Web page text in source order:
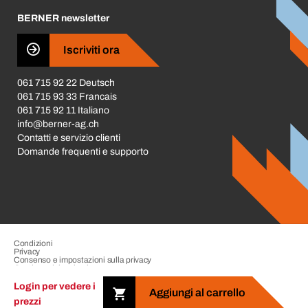
Login per vedere i
prezzi
Aggiungi al carrello
Business Conduct
BERNER newsletter
Iscriviti ora
061 715 92 22 Deutsch
061 715 93 33 Francais
061 715 92 11 Italiano
info@berner-ag.ch
Contatti e servizio clienti
Domande frequenti e supporto
Copyright &copy; 2026 The BERNER Group. All rights reserved.
Condizioni
Privacy
Consenso e impostazioni sulla privacy
Gestione dei reclami